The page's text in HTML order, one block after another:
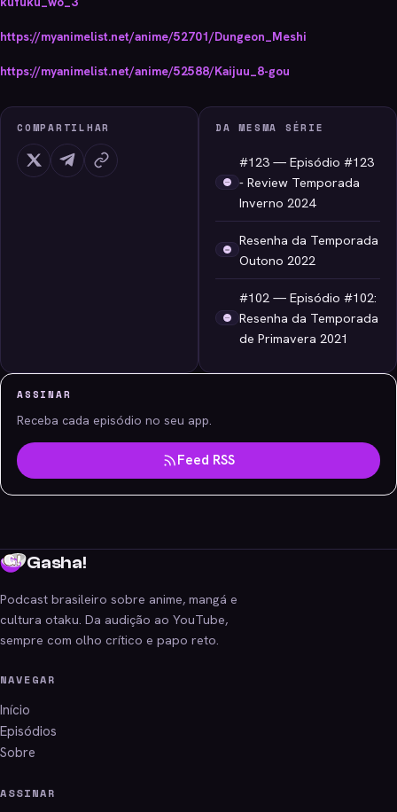
https://myanimelist.net/anime/52701/Dungeon_Meshi
https://myanimelist.net/anime/52588/Kaijuu_8-gou
COMPARTILHAR DA MESMA SÉRIE
#123 — Episódio #123
- Review Temporada
Inverno 2024
Resenha da Temporada
Outono 2022
#102 — Episódio #102:
Resenha da Temporada
de Primavera 2021
ASSINAR
Receba cada episódio no seu app.
Feed RSS
Gasha!
Podcast brasileiro sobre anime, mangá e
cultura otaku. Da audição ao YouTube,
sempre com olho crítico e papo reto.
NAVEGAR
Início
Episódios
Sobre
ASSINAR